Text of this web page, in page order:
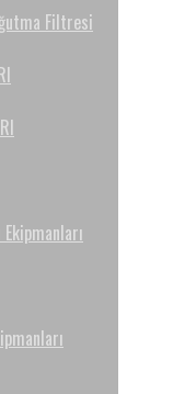
Filtresi
Ekipmanları